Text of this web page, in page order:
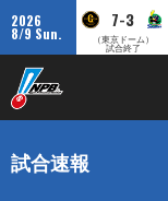
2026
8/9 Sun.
7-3
（東京ドーム）
試合終了
試合速報